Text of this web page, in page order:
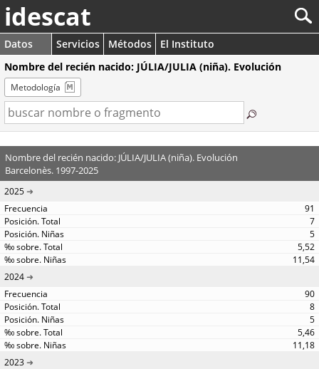
idescat
Datos Servicios Métodos
El Instituto
Nombre del recién nacido: JÚLIA/JULIA (niña). Evolución
Metodología
Nombre del recién nacido: JÚLIA/JULIA (niña). Evolución
Barcelonès. 1997-2025
2025
91
7
5
5,52
11,54
2024
90
8
5
5,46
11,18
2023